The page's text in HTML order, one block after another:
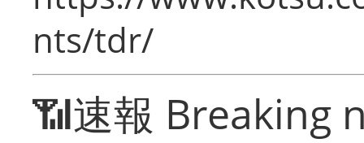
nts/tdr/
📶速報 Breaking